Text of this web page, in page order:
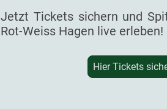
Jetzt Tickets sichern und
Rot-Weiss Hagen live erleben!
Hier Tickets